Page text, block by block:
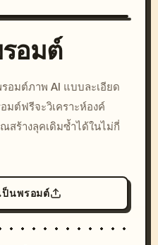
c, cyberpunk sunset, neon
colors, 8k --v 6.0
อมต์
อมต์ภาพ AI แบบละเอียด
มต์ฟรีจะวิเคราะห์องค์
สร้างลุคเดิมซ้ำได้ในไม่กี่
ป็นพรอมต์